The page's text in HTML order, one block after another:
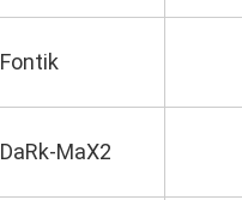
Fontik
DaRk-MaX2